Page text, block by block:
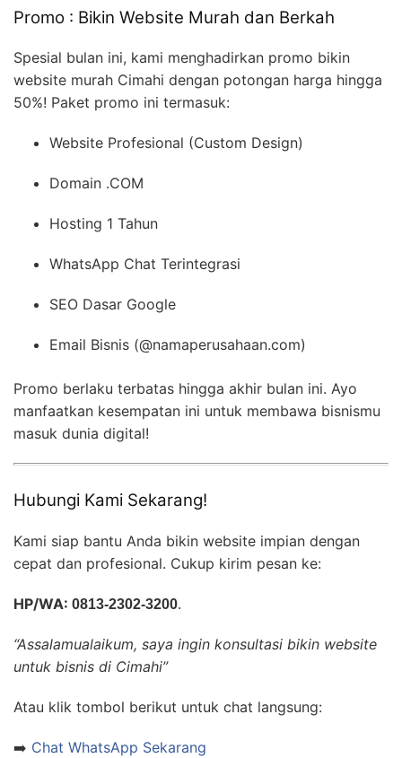
Promo : Bikin Website Murah dan Berkah
Spesial bulan ini, kami menghadirkan promo bikin
website murah Cimahi dengan potongan harga hingga
50%! Paket promo ini termasuk:
Website Profesional (Custom Design)
Domain .COM
Hosting 1 Tahun
WhatsApp Chat Terintegrasi
SEO Dasar Google
Email Bisnis (@namaperusahaan.com)
Promo berlaku terbatas hingga akhir bulan ini. Ayo
manfaatkan kesempatan ini untuk membawa bisnismu
masuk dunia digital!
Hubungi Kami Sekarang!
Kami siap bantu Anda bikin website impian dengan
cepat dan profesional. Cukup kirim pesan ke:
HP/WA: 0813-2302-3200.
“Assalamualaikum, saya ingin konsultasi bikin website
untuk bisnis di Cimahi”
Atau klik tombol berikut untuk chat langsung:
➡️ Chat WhatsApp Sekarang